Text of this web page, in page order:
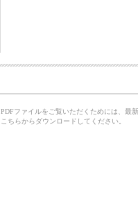
PDFファイルをご覧いただくためには、最
こちらからダウンロードしてください。